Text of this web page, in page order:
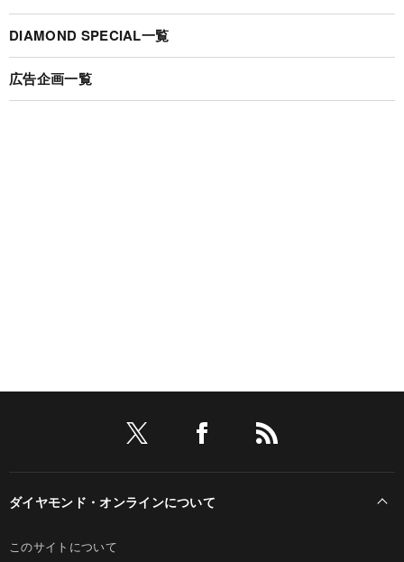
DIAMOND SPECIAL一覧
広告企画一覧
ダイヤモンド・オンラインについて
このサイトについて